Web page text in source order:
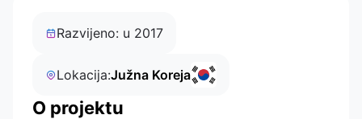
Razvijeno: u 2017
Lokacija:Južna Koreja
O projektu